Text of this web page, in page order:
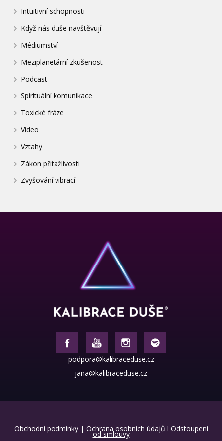
Intuitivní schopnosti
Když nás duše navštěvují
Médiumství
Meziplanetární zkušenost
Podcast
Spirituální komunikace
Toxické fráze
Video
Vztahy
Zákon přitažlivosti
Zvyšování vibrací
podpora@kalibraceduse.cz
jana@kalibraceduse.cz
Obchodní podmínky| Ochrana osobních údajů I Odstoupení
od smlouvy